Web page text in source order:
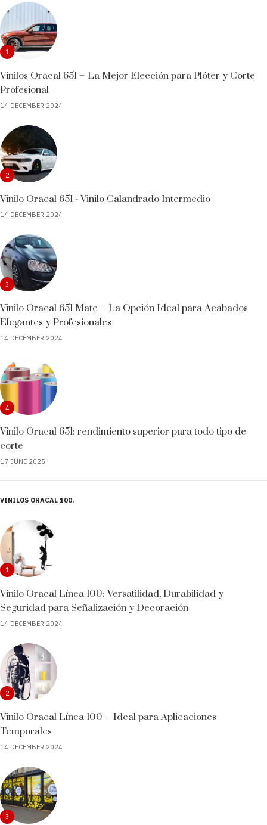
1
Vinilos Oracal 651 – La Mejor Elección para Plóter y Corte
Profesional
14 DECEMBER 2024
2
Vinilo Oracal 651 - Vinilo Calandrado Intermedio
14 DECEMBER 2024
3
Vinilo Oracal 651 Mate – La Opción Ideal para Acabados
Elegantes y Profesionales
14 DECEMBER 2024
4
Vinilo Oracal 651: rendimiento superior para todo tipo de
corte
17 JUNE 2025
VINILOS ORACAL 100
1
Vinilo Oracal Línea 100: Versatilidad, Durabilidad y
Seguridad para Señalización y Decoración
14 DECEMBER 2024
2
Vinilo Oracal Línea 100 – Ideal para Aplicaciones
Temporales
14 DECEMBER 2024
3